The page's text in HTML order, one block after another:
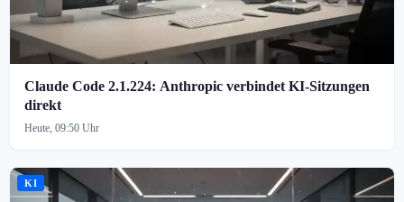
Claude Code 2.1.224: Anthropic verbindet KI-Sitzungen
direkt
Heute, 09:50 Uhr
KI